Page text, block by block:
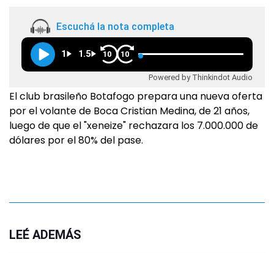
Escuchá la nota completa
1 1.5 10 10
Powered by Thinkindot Audio
El club brasileño Botafogo prepara una nueva oferta
por el volante de Boca Cristian Medina, de 21 años,
luego de que el "xeneize" rechazara los 7.000.000 de
dólares por el 80% del pase.
LEÉ ADEMÁS